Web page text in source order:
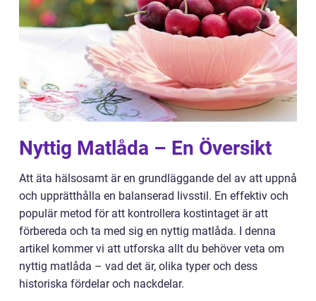
Nyttig Matlåda – En Översikt
Att äta hälsosamt är en grundläggande del av att uppnå
och upprätthålla en balanserad livsstil. En effektiv och
populär metod för att kontrollera kostintaget är att
förbereda och ta med sig en nyttig matlåda. I denna
artikel kommer vi att utforska allt du behöver veta om
nyttig matlåda – vad det är, olika typer och dess
historiska fördelar och nackdelar.